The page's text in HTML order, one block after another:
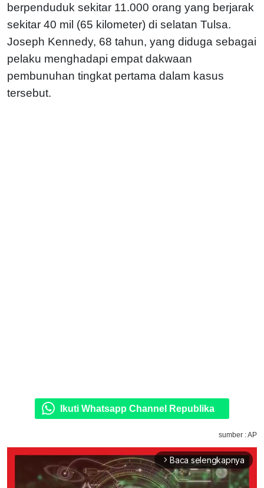
berpenduduk sekitar 11.000 orang yang berjarak
sekitar 40 mil (65 kilometer) di selatan Tulsa.
Joseph Kennedy, 68 tahun, yang diduga sebagai
pelaku menghadapi empat dakwaan
pembunuhan tingkat pertama dalam kasus
tersebut.
Ikuti Whatsapp Channel Republika
sumber : AP
arrow_forward_ios Baca selengkapnya